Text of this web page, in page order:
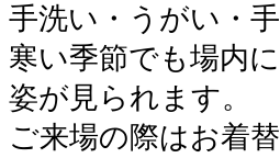
手洗い・うがい・
寒い季節でも場内
姿が見られます。
ご来場の際はお着